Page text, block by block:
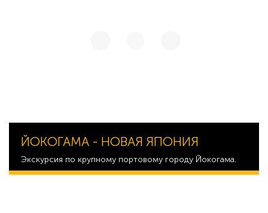
ЙОКОГАМА - НОВАЯ ЯПОНИЯ
Экскурсия по крупному портовому городу Йокогама.